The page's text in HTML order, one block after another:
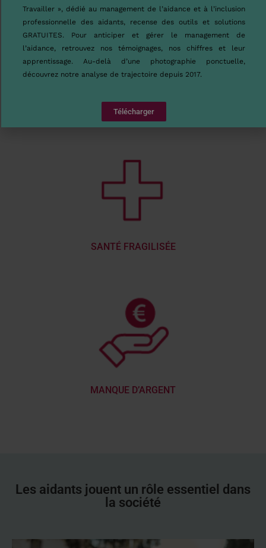
COMPLEXITÉ DES DÉMARCHES
SANTÉ FRAGILISÉE
MANQUE D’ARGENT
Les aidants jouent un rôle essentiel dans
la société
Travailler », dédié au management de l’aidance et à l’inclusion
professionnelle des aidants, recense des outils et solutions
GRATUITES. Pour anticiper et gérer le management de
l’aidance, retrouvez nos témoignages, nos chiffres et leur
apprentissage. Au-delà d’une photographie ponctuelle,
découvrez notre analyse de trajectoire depuis 2017.
Télécharger